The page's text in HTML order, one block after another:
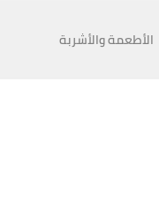
الأطعمة والأشربة